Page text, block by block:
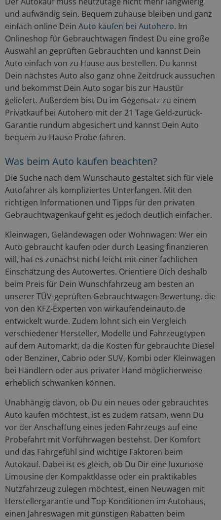
und aufwändig sein. Bequem zuhause bleiben und ganz
einfach online Dein Auto kaufen bei Autohero. Im
Onlineshop für Gebrauchtwagen findest Du eine große
Auswahl an geprüften Gebrauchten und kannst Dein
Auto einfach von zu Hause aus bestellen. Du kannst
Dein nächstes Auto also ganz ohne Zeitdruck aussuchen
und bekommst Dein Auto sogar bis zur Haustür
geliefert. Außerdem bist Du im Gegensatz zu einem
Privatkauf bei Autohero mit der 21 Tage Geld-zurück-
Garantie rundum abgesichert und kannst Dein Auto
bequem zu Hause Probe fahren.
Was beim Auto kaufen beachten?
Die Suche nach dem Wunschauto gestaltet sich für viele
Autofahrer als kompliziertes Unterfangen. Mit den
richtigen Informationen und Tipps für den privaten
Gebrauchtwagenkauf geht es jedoch deutlich einfacher.
Kleinwagen, Geländewagen oder Wohnwagen: Wer ein
Auto gebraucht kaufen oder durch Leasing finanzieren
will, hat es zunächst nicht leicht mit einer fachlichen
Einschätzung des Autowertes. Orientiere Dich deshalb
beim Preis für Dein Wunschfahrzeug am besten an
unserer TÜV-geprüften Gebrauchtwagen-Bewertung, die
von den KFZ-Experten von wirkaufendeinauto.de
entwickelt wurde. Zudem lohnt sich ein Vergleich
verschiedener Hersteller, Modelle und Fahrzeugtypen
auf dem Automarkt, da die Kosten für gebrauchte Diesel
oder Benziner, Cabrio oder SUV, Kombi oder Kleinwagen
bei Händlern oder aus privater Hand möglicherweise
erheblich schwanken können.
Unabhängig davon, ob Du ein neues oder gebrauchtes
Auto kaufen möchtest, ist es zudem ratsam, wenn Du
vor der Anschaffung eines jeden Fahrzeugs auf eine
Probefahrt mit Vorführwagen bestehst. Der Komfort
und das Fahrgefühl sind wichtige Faktoren beim
Autokauf. Dabei ist es gleich, ob Du Dir eine luxuriöse
Limousine der Kompaktklasse oder ein praktikables
Nutzfahrzeug zulegen möchtest, einen Neuwagen mit
Herstellergarantie und Top-Konditionen im Autohaus,
einen Jahreswagen mit günstigen Rabatten beim